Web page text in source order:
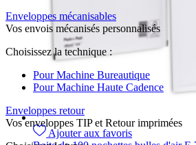
Enveloppes mécanisables
Vos envois mécanisés personnalisés
Choisissez la technique :
Pour Machine Bureautique
Pour Machine Haute Cadence
Enveloppes retour
Vos enveloppes TIP et Retour imprimées
Ajouter aux favoris